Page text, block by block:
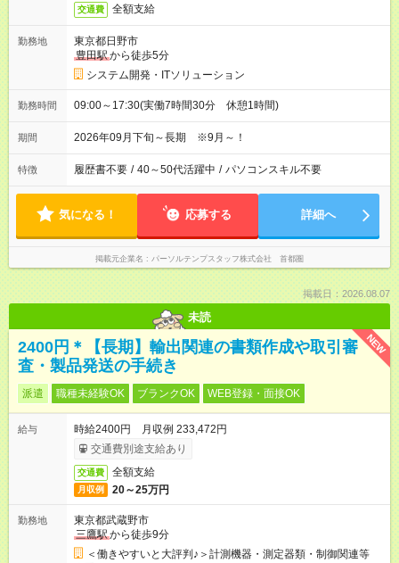
交通費 全額支給
勤務地
東京都日野市
豊田駅から徒歩5分
システム開発・ITソリューション
勤務時間 09:00～17:30(実働7時間30分 休憩1時間)
期間 2026年09月下旬～長期 ※9月～！
特徴 履歴書不要 / 40～50代活躍中 / パソコンスキル不要
気になる！ 応募する 詳細へ
掲載元企業名 パーソルテンプスタッフ株式会社 首都圏
掲載日：2026.08.07
未読
NEW
2400円＊【長期】輸出関連の書類作成や取引審
査・製品発送の手続き
派遣 職種未経験OK ブランクOK WEB登録・面接OK
給与
時給2400円 月収例 233,472円
交通費別途支給あり
交通費 全額支給
月収例 20～25万円
勤務地
東京都武蔵野市
三鷹駅から徒歩9分
＜働きやすいと大評判♪＞計測機器・測定器類・制御関連等